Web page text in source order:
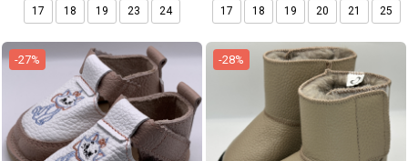
17 18 19 23 24 17 18 19 20 21 25
-27% -28%